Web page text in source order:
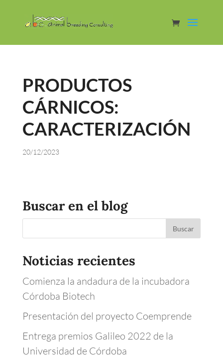
PRODUCTOS
CÁRNICOS:
CARACTERIZACIÓN
20/12/2023
Buscar en el blog
Noticias recientes
Comienza la andadura de la incubadora
Córdoba Biotech
Presentación del proyecto Coemprende
Entrega premios Galileo 2022 de la
Universidad de Córdoba